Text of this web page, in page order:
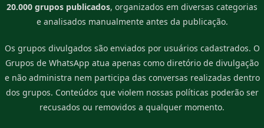
20.000 grupos publicados, organizados em diversas categorias
e analisados manualmente antes da publicação.
Os grupos divulgados são enviados por usuários cadastrados. O
Grupos de WhatsApp atua apenas como diretório de divulgação
e não administra nem participa das conversas realizadas dentro
dos grupos. Conteúdos que violem nossas políticas poderão ser
recusados ou removidos a qualquer momento.